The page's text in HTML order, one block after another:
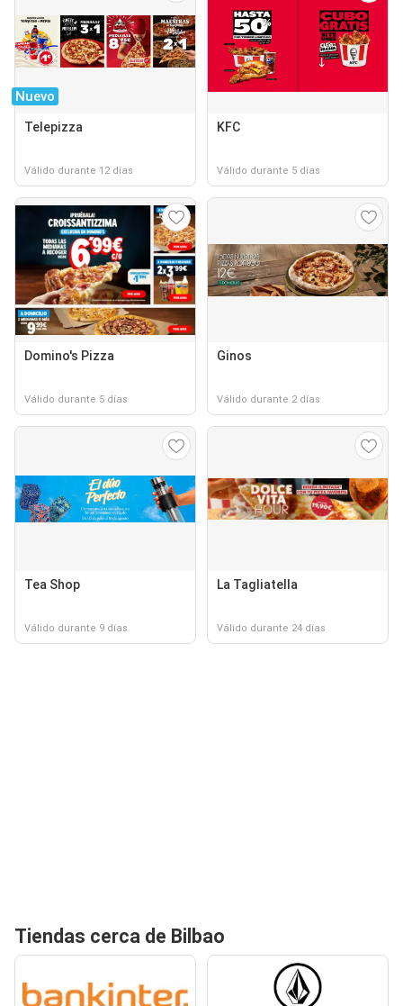
Nuevo
Telepizza
Válido durante 12 días
KFC
Válido durante 5 días
Domino's Pizza
Válido durante 5 días
Ginos
Válido durante 2 días
Tea Shop
Válido durante 9 días
La Tagliatella
Válido durante 24 días
Tiendas cerca de Bilbao